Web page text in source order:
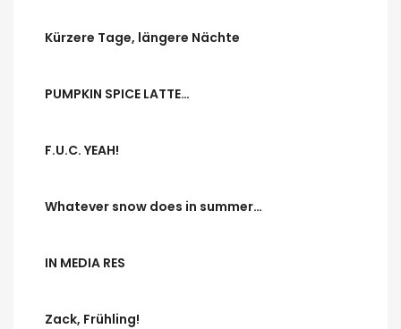
Kürzere Tage, längere Nächte
PUMPKIN SPICE LATTE…
F.U.C. YEAH!
Whatever snow does in summer…
IN MEDIA RES
Zack, Frühling!